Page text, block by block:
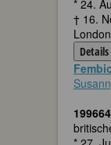
* 24.
† 16.
Details